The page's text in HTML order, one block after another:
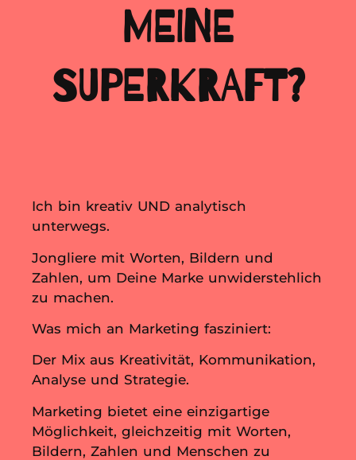
MEINE
SUPERKRAFT?
Ich bin kreativ UND analytisch
unterwegs.
Jongliere mit Worten, Bildern und
Zahlen, um Deine Marke unwiderstehlich
zu machen.
Was mich an Marketing fasziniert:
Der Mix aus Kreativität, Kommunikation,
Analyse und Strategie.
Marketing bietet eine einzigartige
Möglichkeit, gleichzeitig mit Worten,
Bildern, Zahlen und Menschen zu